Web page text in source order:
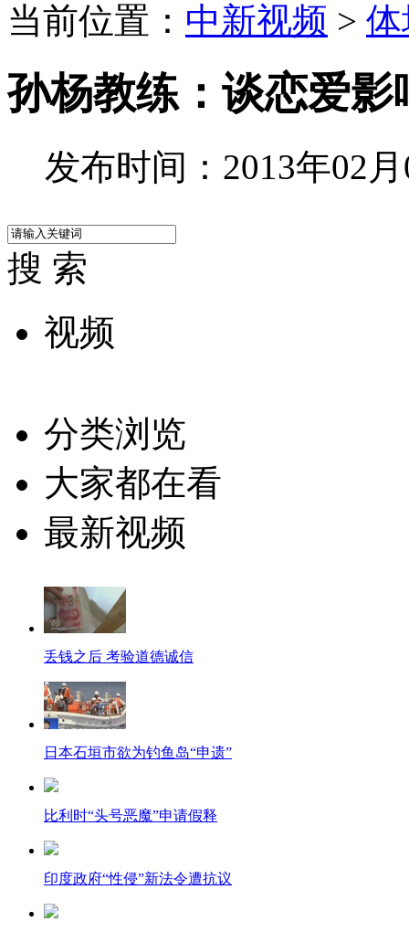
当前位置： 中新视频 >
孙杨教练：谈恋爱
发布时间：2013年02
搜 索
视频
分类浏览
大家都在看
最新视频
丢钱之后 考验道德诚信
日本石垣市欲为钓鱼岛“申遗”
比利时“头号恶魔”申请假释
印度政府“性侵”新法令遭抗议